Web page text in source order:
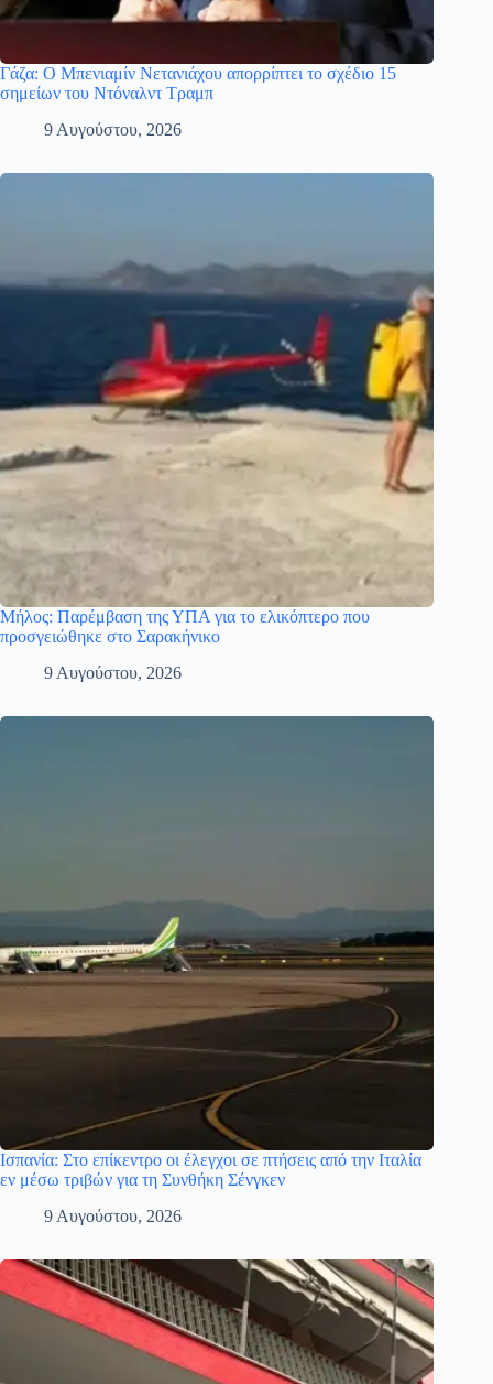
Γάζα: Ο Μπενιαμίν Νετανιάχου απορρίπτει το σχέδιο 15
σημείων του Ντόναλντ Τραμπ
9 Αυγούστου, 2026
Μήλος: Παρέμβαση της ΥΠΑ για το ελικόπτερο που
προσγειώθηκε στο Σαρακήνικο
9 Αυγούστου, 2026
Ισπανία: Στο επίκεντρο οι έλεγχοι σε πτήσεις από την Ιταλία
εν μέσω τριβών για τη Συνθήκη Σένγκεν
9 Αυγούστου, 2026